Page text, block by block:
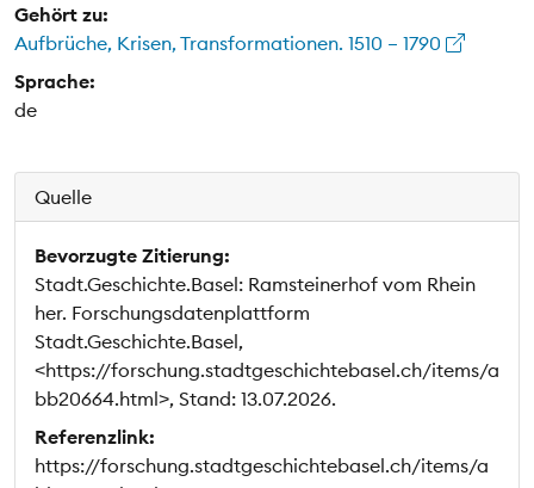
Gehört zu:
Aufbrüche, Krisen, Transformationen. 1510 – 1790
Sprache:
de
Quelle
Bevorzugte Zitierung:
Stadt.Geschichte.Basel: Ramsteinerhof vom Rhein
her. Forschungsdatenplattform
Stadt.Geschichte.Basel,
<https://forschung.stadtgeschichtebasel.ch/items/a
bb20664.html>, Stand: 13.07.2026.
Referenzlink:
https://forschung.stadtgeschichtebasel.ch/items/a